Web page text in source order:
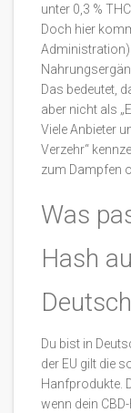
unter 0,3 %
Doch hier
Administration)
Das bedeutet,
aber nicht als
Viele Anbieter
Verzehr“
zum Dampfen
Was
Hash
Du bist in
der EU gilt die
Hanfprodukte.
wenn dein